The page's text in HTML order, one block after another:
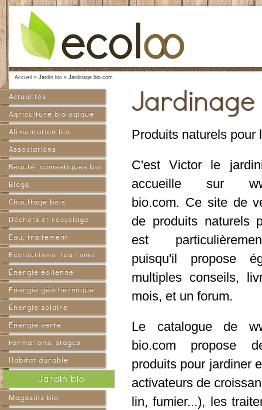
Accueil » Jardin bio » Jardinage bio.com
Actualités
Agriculture biologique
Alimentation bio
Associations
Beauté, comestiques bio
Blogs
Chauffage bois
Déchets et recyclage
Eau, traitement
Écotourisme, tourisme
vert
Énergie éolienne
Énergie géothermique
Énergie solaire
Énergie verte
Formations, stages
Habitat durable
Jardin bio
Magasins bio
Jardinage
Produits naturels pour
C'est Victor le
accueille sur
bio.com. Ce site de
de produits naturels
est
puisqu'il propose
multiples conseils,
mois, et un forum.
Le catalogue de
bio.com propose
produits pour jardiner
activateurs de
lin, fumier...), les